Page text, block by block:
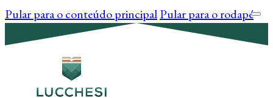
Pular para o conteúdo principalPular para o rodapé